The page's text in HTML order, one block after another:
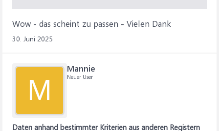
Wow - das scheint zu passen - Vielen Dank
30. Juni 2025
M
Mannie
Neuer User
Daten anhand bestimmter Kriterien aus anderen Registern